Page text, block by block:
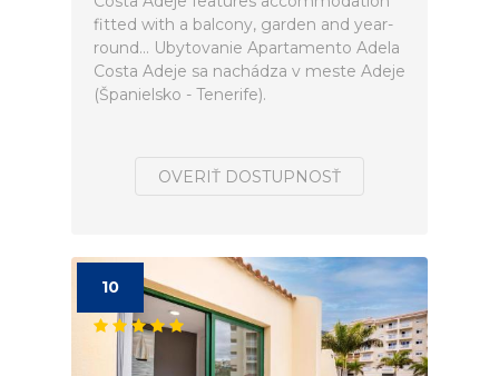
fitted with a balcony, garden and year-
round... Ubytovanie Apartamento Adela
Costa Adeje sa nachádza v meste Adeje
(Španielsko - Tenerife).
OVERIŤ DOSTUPNOSŤ
10